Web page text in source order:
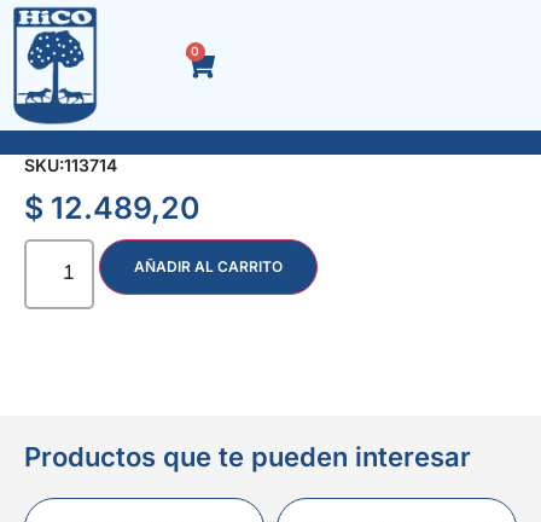
0
SOPORTE P/AIRE ACOND. SPLIT 42 cm. x Par
SKU:113714
$ 12.489,20
AÑADIR AL CARRITO
Productos que te pueden interesar